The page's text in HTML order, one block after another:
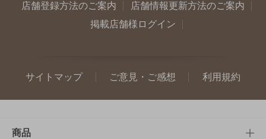
店舗登録方法のご案内
店舗情報更新方法のご案内
掲載店舗様ログイン
サイトマップ ご意見・ご感想 利用規約
商品